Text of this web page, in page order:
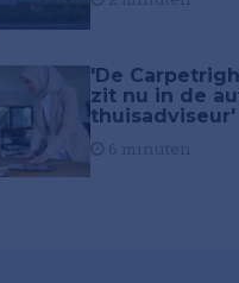
'De
zit nu in de
thuisadviseur'